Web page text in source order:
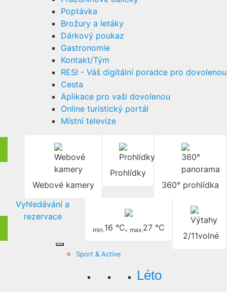
Poptávka
Brožury a letáky
Dárkový poukaz
Gastronomie
Kontakt/Tým
RESI - Váš digitální poradce pro dovolenou
Cesta
Aplikace pro vaši dovolenou
Online turistický portál
Místní televize
360° prohlídka
Prohlídky
Webové kamery
2/11volné
min.16 °C, max.27 °C
Vyhledávání a
rezervace
Sport & Active
Léto